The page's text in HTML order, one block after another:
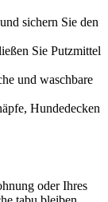
sichern Sie den
Sie Putzmittel
und waschbare
Hundedecken
oder Ihres